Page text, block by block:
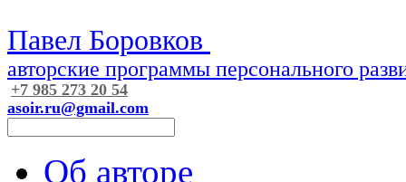
Павел Боровков
авторские программы персонального
+7 985 273 20 54
asoir.ru@gmail.com
Об авторе